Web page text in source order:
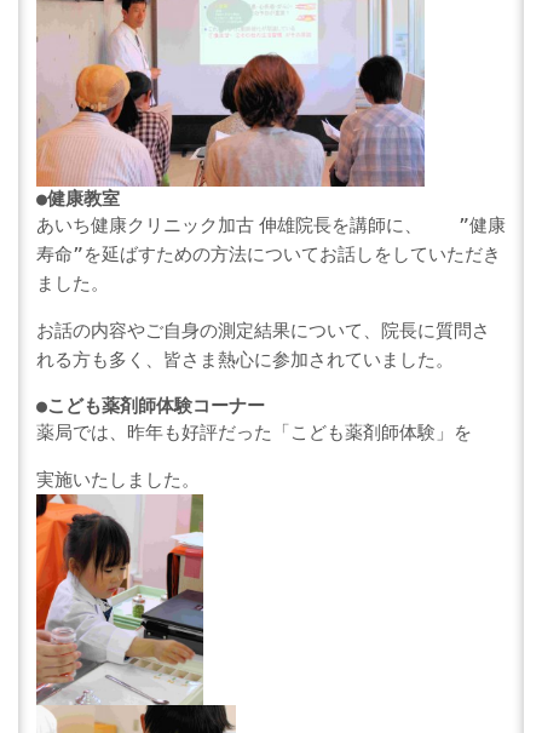
●健康教室
あいち健康クリニック加古 伸雄院長を講師に、 ”健康
寿命”を延ばすための方法についてお話しをしていただき
ました。
お話の内容やご自身の測定結果について、院長に質問さ
れる方も多く、皆さま熱心に参加されていました。
●こども薬剤師体験コーナー
薬局では、昨年も好評だった「こども薬剤師体験」を
実施いたしました。